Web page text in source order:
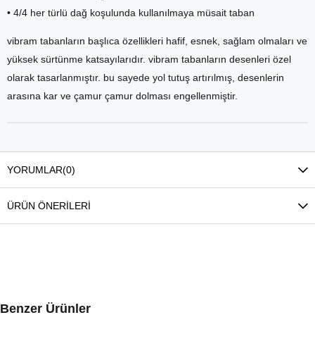
• 4/4 her türlü dağ koşulunda kullanılmaya müsait taban
vibram tabanların başlıca özellikleri hafif, esnek, sağlam olmaları ve
yüksek sürtünme katsayılarıdır. vibram tabanların desenleri özel
olarak tasarlanmıştır. bu sayede yol tutuş artırılmış, desenlerin
arasına kar ve çamur çamur dolması engellenmiştir.
YORUMLAR(0)
ÜRÜN ÖNERILERI
Benzer Ürünler